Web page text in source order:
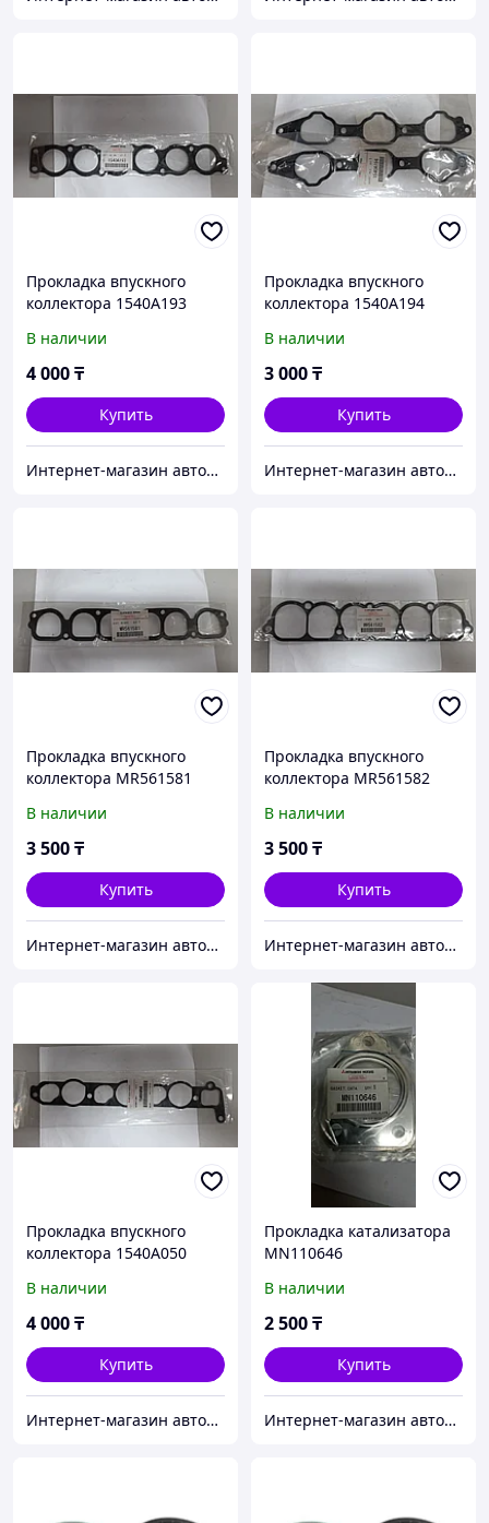
Прокладка впускного
коллектора 1540A193
В наличии
4 000₸
Купить
Интернет-магазин автозапчастей Parts-shop.kz
Прокладка впускного
коллектора 1540A194
В наличии
3 000₸
Купить
Интернет-магазин автозапчастей Parts-shop.kz
Прокладка впускного
коллектора MR561581
В наличии
3 500₸
Купить
Интернет-магазин автозапчастей Parts-shop.kz
Прокладка впускного
коллектора MR561582
В наличии
3 500₸
Купить
Интернет-магазин автозапчастей Parts-shop.kz
Прокладка впускного
коллектора 1540A050
В наличии
4 000₸
Купить
Интернет-магазин автозапчастей Parts-shop.kz
Прокладка катализатора
MN110646
В наличии
2 500₸
Купить
Интернет-магазин автозапчастей Parts-shop.kz